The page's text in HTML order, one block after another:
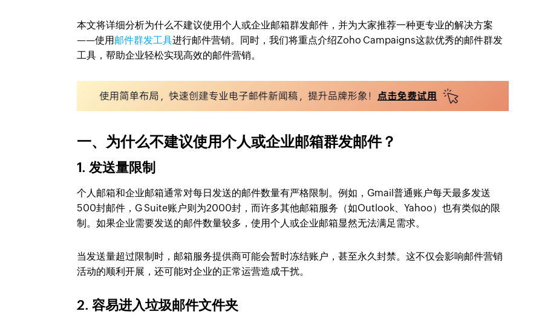
本文将详细分析为什么不建议使用个人或企业邮箱群发邮件，并为大家推荐一种更专业的解决方案
——使用邮件群发工具进行邮件营销。同时，我们将重点介绍Zoho Campaigns这款优秀的邮件群发
工具，帮助企业轻松实现高效的邮件营销。
一、为什么不建议使用个人或企业邮箱群发邮件？
1.发送量限制
个人邮箱和企业邮箱通常对每日发送的邮件数量有严格限制。例如，Gmail普通账户每天最多发送
500封邮件，G Suite账户则为2000封，而许多其他邮箱服务（如Outlook、Yahoo）也有类似的限
制。如果企业需要发送的邮件数量较多，使用个人或企业邮箱显然无法满足需求。
当发送量超过限制时，邮箱服务提供商可能会暂时冻结账户，甚至永久封禁。这不仅会影响邮件营销
活动的顺利开展，还可能对企业的正常运营造成干扰。
2.容易进入垃圾邮件文件夹